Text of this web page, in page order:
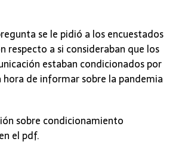
se le pidió a los encuestados
respecto a si consideraban que los
estaban condicionados por
hora de informar sobre la pandemia
sobre condicionamiento
el pdf.